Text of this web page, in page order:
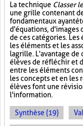
La technique Classer
une grille contenant
fondamentaux ayant
d'équations, d'images
de ces catégories.
les éléments et les
la grille. L'avantage
élèves de réfléchir et
entre les éléments
les concepts et en les
élèves font une
l'information.
Synthèse (19)